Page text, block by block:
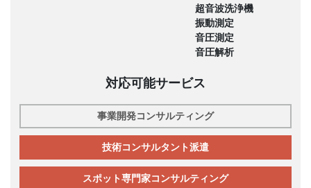
超音波洗浄機
振動測定
音圧測定
音圧解析
対応可能サービス
事業開発コンサルティング
技術コンサルタント派遣
スポット専門家コンサルティング